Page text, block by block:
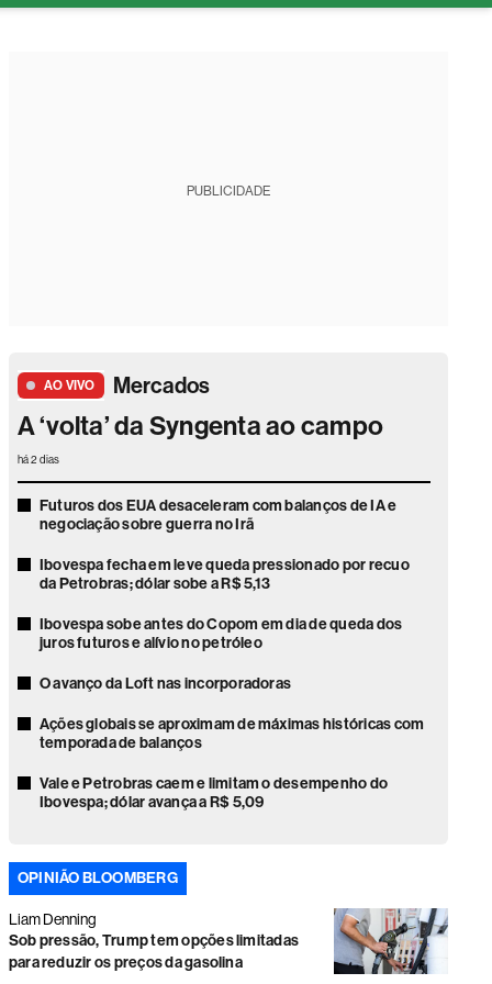
PUBLICIDADE
AO VIVO Mercados
A ‘volta’ da Syngenta ao campo
há 2 dias
Futuros dos EUA desaceleram com balanços de IA e
negociação sobre guerra no Irã
Ibovespa fecha em leve queda pressionado por recuo
da Petrobras; dólar sobe a R$ 5,13
Ibovespa sobe antes do Copom em dia de queda dos
juros futuros e alívio no petróleo
O avanço da Loft nas incorporadoras
Ações globais se aproximam de máximas históricas com
temporada de balanços
Vale e Petrobras caem e limitam o desempenho do
Ibovespa; dólar avança a R$ 5,09
pressão sobre mercados
disputa presidencial acirrada
Novo ciclo à vista? Commodities podem impulsionar
OPINIÃO BLOOMBERG
Liam Denning
Sob pressão, Trump tem opções limitadas
para reduzir os preços da gasolina